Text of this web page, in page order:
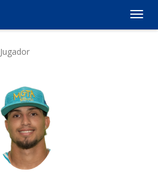
Jugador